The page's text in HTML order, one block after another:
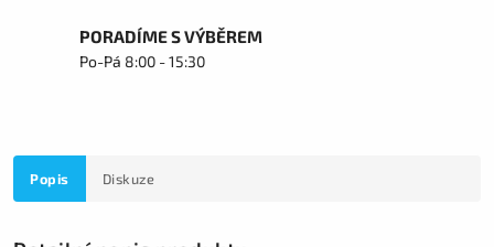
PORADÍME S VÝBĚREM
Po-Pá 8:00 - 15:30
Popis Diskuze